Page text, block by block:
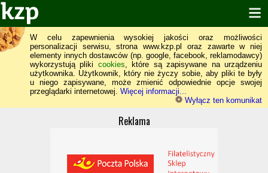
W celu zapewnienia wysokiej jakości oraz możliwości
personalizacji serwisu, strona www.kzp.pl oraz zawarte w niej
elementy innych dostawców (np. google, facebook, reklamodawcy)
wykorzystują pliki cookies, które są zapisywane na urządzeniu
użytkownika. Użytkownik, który nie życzy sobie, aby pliki te były
u niego zapisywane, może zmienić odpowiednie opcje swojej
przeglądarki internetowej. Więcej informacji...
Wyłącz ten komunikat
Reklama